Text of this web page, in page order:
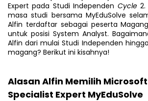
Expert pada Studi Independen Cycle2.
masa studi bersama MyEduSolve
Alfin terdaftar sebagai peserta
untuk posisi System Analyst.
Alfin dari mulai Studi Independen
magang? Berikut ini kisahnya!
Alasan Alfin Memilih
Specialist Expert MyEduSolve